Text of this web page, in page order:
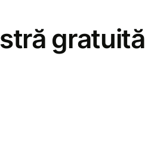
gratuită